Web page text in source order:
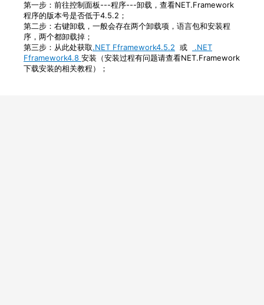
第一步：前往控制面板---程序---卸载，查看NET.Framework
程序的版本号是否低于4.5.2；
第二步：右键卸载，一般会存在两个卸载项，语言包和安装程
序，两个都卸载掉；
第三步：从此处获取.NET Fframework4.5.2 或
.NET
Fframework4.8 安装（安装过程有问题请查看NET.Framework
下载安装的相关教程）；